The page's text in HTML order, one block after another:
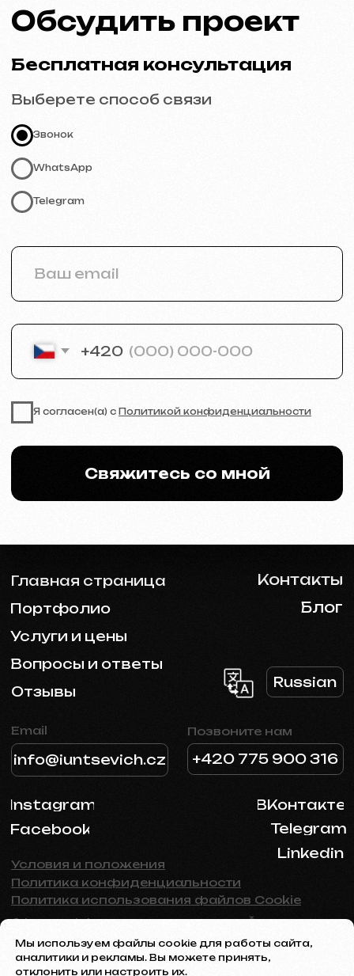
Мы используем файлы cookie для работы сайта,
аналитики и рекламы. Вы можете принять,
отклонить или настроить их.